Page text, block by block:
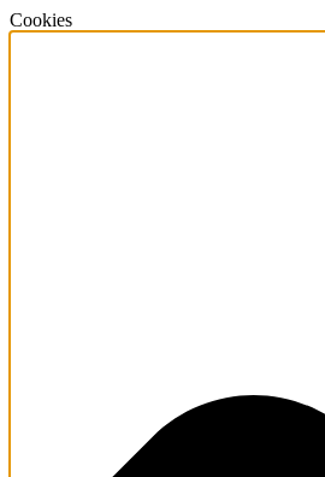
Cookies